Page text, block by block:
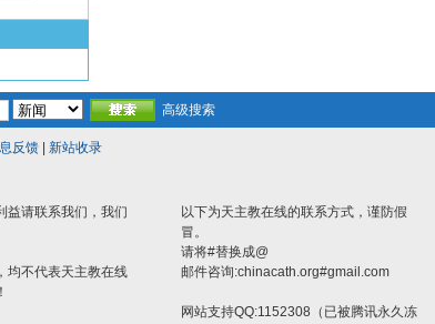
高级搜索
反馈| 新站收录
益请联系我们，我们
均不代表天主教在线
以下为天主教在线的联系方式，谨防假
冒。
请将#替换成@
邮件咨询:chinacath.org#gmail.com
网站支持QQ:1152308（已被腾讯永久冻